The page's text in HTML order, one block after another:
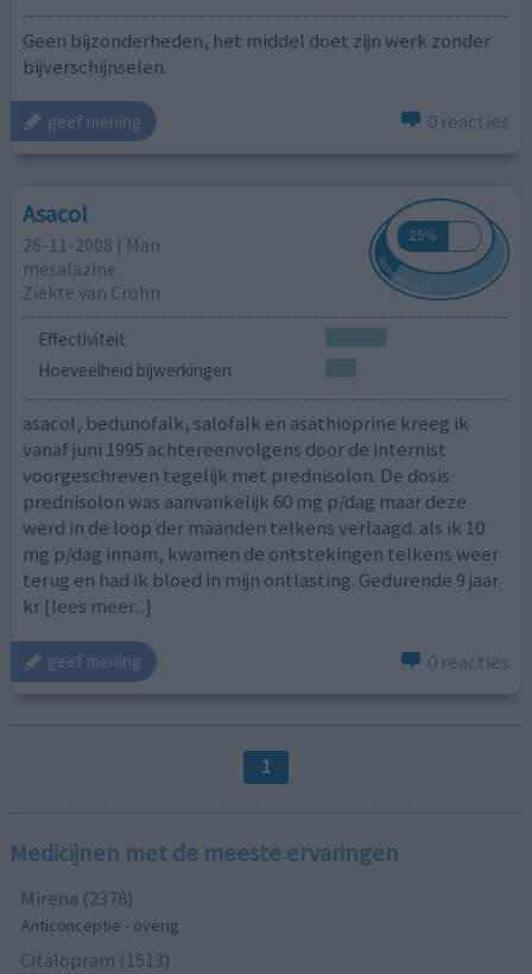
Geen bijzonderheden, het middel doet zijn werk zonder
bijverschijnselen.
geef mening 0 reacties
Asacol
26-11-2008 | Man
mesalazine
Ziekte van Crohn
Effectiviteit
Hoeveelheid bijwerkingen
asacol, bedunofalk, salofalk en asathioprine kreeg ik
vanaf juni 1995 achtereenvolgens door de internist
voorgeschreven tegelijk met prednisolon. De dosis
prednisolon was aanvankelijk 60 mg p/dag maar deze
werd in de loop der maanden telkens verlaagd. als ik 10
mg p/dag innam, kwamen de ontstekingen telkens weer
terug en had ik bloed in mijn ontlasting. Gedurende 9 jaar
kr [lees meer...]
geef mening 0 reacties
1
Medicijnen met de meeste ervaringen
Mirena (2378)
Anticonceptie - overig
Citalopram (1513)